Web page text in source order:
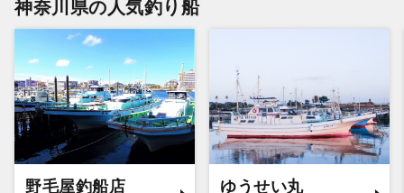
神奈川県の人気釣り船
野毛屋釣船店 ゆうせい丸